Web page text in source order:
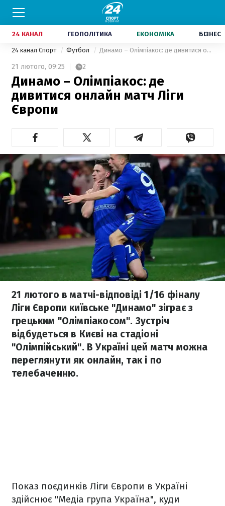
24 КАНАЛ ГЕОПОЛІТИКА ЕКОНОМІКА БІЗНЕС
24 канал Спорт Футбол Динамо – Олімпіакос: де дивитися онлайн матч Ліги Європи
21 лютого, 09:25 2
Динамо – Олімпіакос: де
дивитися онлайн матч Ліги
Європи
21 лютого в матчі-відповіді 1/16 фіналу
Ліги Європи київське "Динамо" зіграє з
грецьким "Олімпіакосом". Зустріч
відбудеться в Києві на стадіоні
"Олімпійський". В Україні цей матч можна
переглянути як онлайн, так і по
телебаченню.
Показ поєдинків Ліги Європи в Україні
здійснює "Медіа група Україна", куди